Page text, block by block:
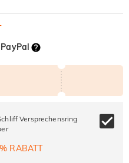
PayPal
SUMMER
Kopieren
Versprechensring
RABATT